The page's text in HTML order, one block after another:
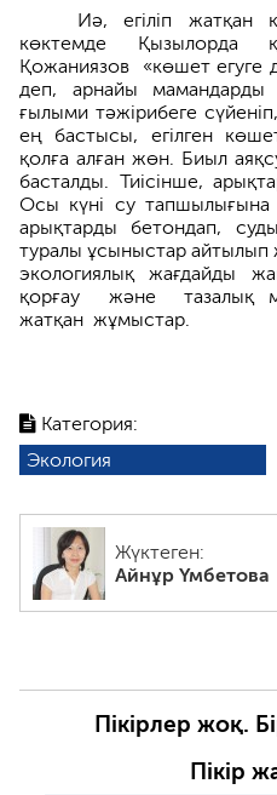
Категория:
Экология
Жүктеген:
Айнұр Үмбетова
Иә, егіліп
көктемде Қызылорда
Қожаниязов «көшет егуге
деп, арнайы мамандарды
ғылыми тәжірибеге
ең бастысы, егілген
қолға алған жөн. Биыл
басталды. Тиісінше,
Осы күні су тапшылығына
арықтарды бетондап,
туралы ұсыныстар айтылып
экологиялық жағдайды
қорғау және тазалық
жатқан жұмыстар.
Пікірлер жоқ.
Пікір